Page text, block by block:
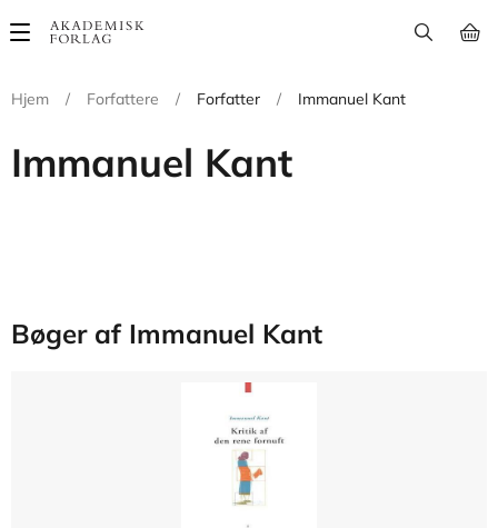
Main
Hjem
/ Forfattere / Forfatter / Immanuel Kant
Immanuel Kant
Bøger af Immanuel Kant